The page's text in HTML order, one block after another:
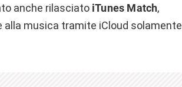
anche rilasciato iTunes Match,
musica tramite iCloud solamente